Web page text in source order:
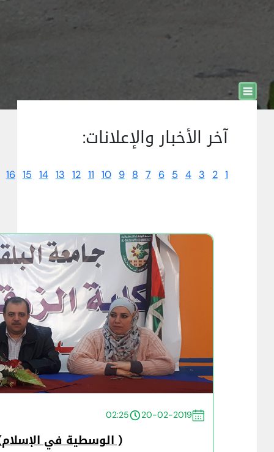
آخر الأخبار والإعلانات:
1
2
3
4
5
6
7
8
9
10
11
12
13
14
15
16
20-02-2019
02:25
( الوسطية في